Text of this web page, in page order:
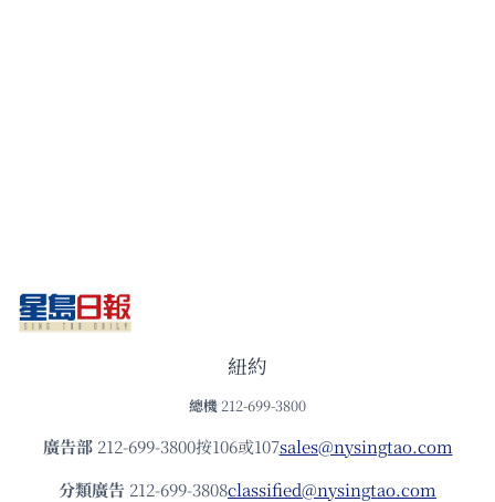
紐約
總機 212-699-3800
廣告部212-699-3800按106或107sales@nysingtao.com
分類廣告 212-699-3808classified@nysingtao.com